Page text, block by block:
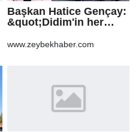
Başkan Hatice Gençay:
&quot;Didim'in her
gündüz
www.zeybekhaber.com